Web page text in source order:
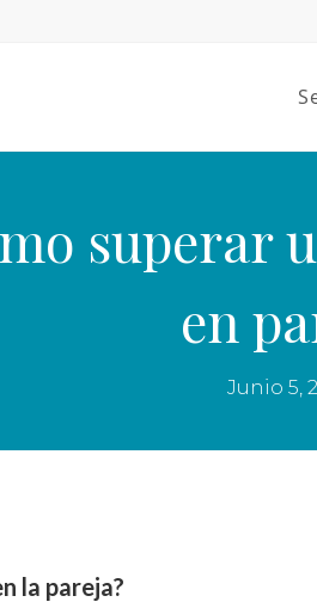
superar
en
Junio 5,
la pareja?